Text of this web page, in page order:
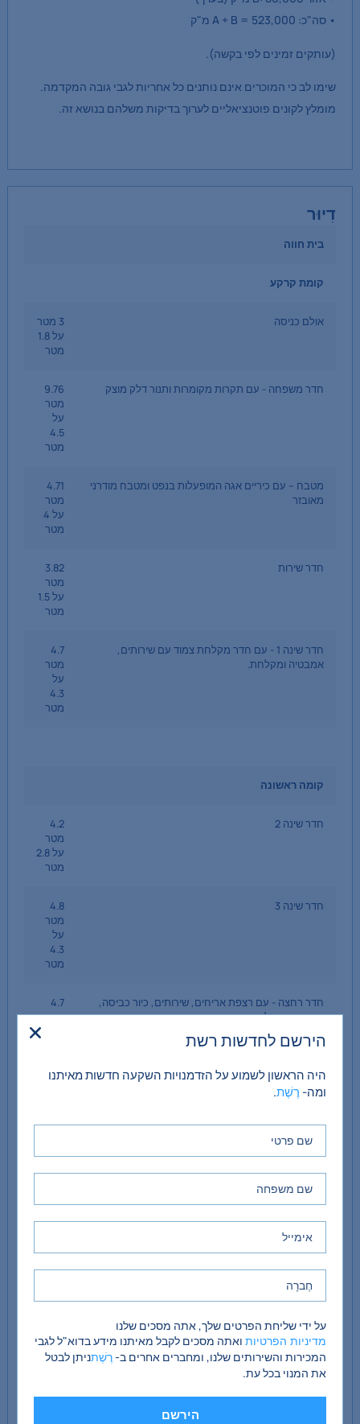
• סה"כ: A + B = 523,000 מ"ק
(עותקים זמינים לפי בקשה).
שימו לב כי המוכרים אינם נותנים כל אחריות לגבי גובה המקדמה.
מומלץ לקונים פוטנציאליים לערוך בדיקות משלהם בנושא זה.
דִיוּר
בית חווה
קומת קרקע
אולם כניסה
3 מטר
על 1.8
מטר
חדר משפחה - עם תקרות מקומרות ותנור דלק מוצק
9.76
מטר
על
4.5
מטר
מטבח – עם כיריים אגה המופעלות בנפט ומטבח מודרני
מאובזר
4.71
מטר
על 4
מטר
חדר שירות
3.82
מטר
על 1.5
מטר
חדר שינה 1 - עם חדר מקלחת צמוד עם שירותים,
אמבטיה ומקלחת.
4.7
מטר
על
4.3
מטר
קומה ראשונה
חדר שינה 2
4.2
מטר
על 2.8
מטר
חדר שינה 3
4.8
מטר
על
4.3
מטר
חדר רחצה - עם רצפת אריחים, שירותים, כיור כביסה,
אמבטיה ומקלחון
4.7
מטר
שטח פנימי ברוטו כ-152 מ"ר / 1,636 רגל רבוע
אסם בסגנון אמריקאי - עם שנים עשר ארגזים רופפים
ומקום לארבעה נוספים
כ-360
מ"ר /
כ-172
מ"ר /
רגל
הירשם לחדשות רשת
היה הראשון לשמוע על הזדמנויות השקעה חדשות מאיתנו
ומה- רֶשֶׁת.
על ידי שליחת הפרטים שלך, אתה מסכים שלנו
מדיניות הפרטיות ואתה מסכים לקבל מאיתנו מידע בדוא"ל לגבי
המכירות והשירותים שלנו, ומחברים אחרים ב-רֶשֶׁתניתן לבטל
את המנוי בכל עת.
הירשם